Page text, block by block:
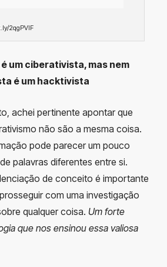
2qgPVlF
um ciberativista, mas nem
é um hacktivista
achei pertinente apontar que
não são a mesma coisa.
pode parecer um pouco
palavras diferentes entre si.
de conceito é importante
com uma investigação
qualquer coisa. Um forte
que nos ensinou essa valiosa